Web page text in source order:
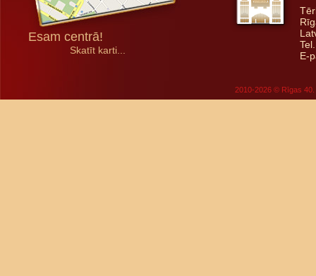
Esam centrā!
Skatīt karti...
E-
2010-2026 © Rīgas